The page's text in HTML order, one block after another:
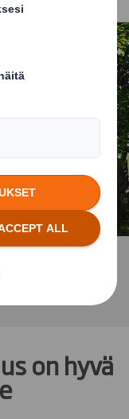
ja
on hyvä